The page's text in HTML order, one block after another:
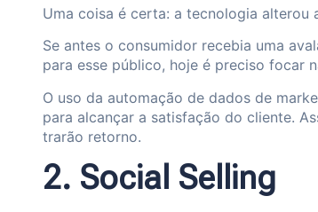
Uma coisa é certa: a tecnologia alterou
Se antes o consumidor recebia uma
para esse público, hoje é preciso focar
O uso da automação de dados de
para alcançar a satisfação do cliente.
trarão retorno.
2. Social Selling